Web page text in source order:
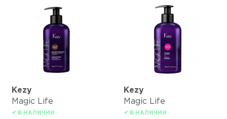
Kezy
Magic Life
✔ В НАЛИЧИИ
Kezy
Magic Life
✔ В НАЛИЧИИ